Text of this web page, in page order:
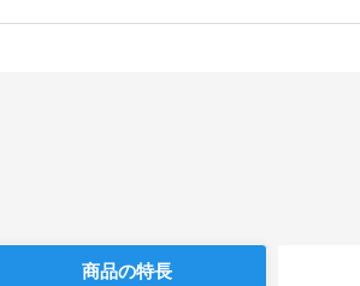
商品の特長